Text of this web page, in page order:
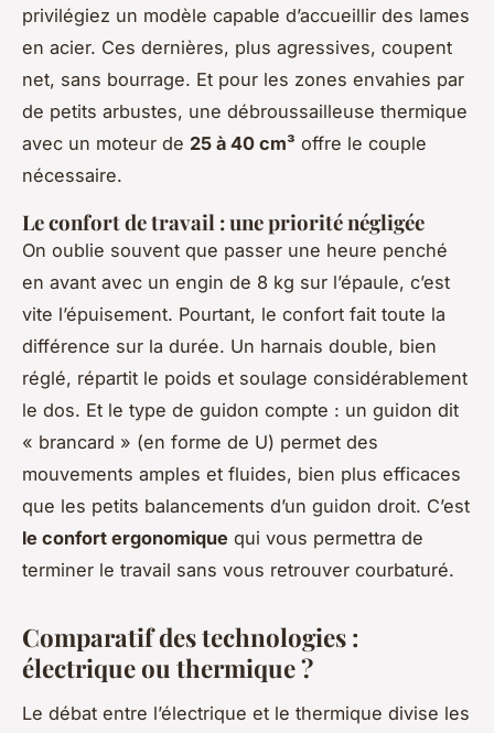
privilégiez un modèle capable d’accueillir des lames
en acier. Ces dernières, plus agressives, coupent
net, sans bourrage. Et pour les zones envahies par
de petits arbustes, une débroussailleuse thermique
avec un moteur de 25 à 40 cm³ offre le couple
nécessaire.
Le confort de travail : une priorité négligée
On oublie souvent que passer une heure penché
en avant avec un engin de 8 kg sur l’épaule, c’est
vite l’épuisement. Pourtant, le confort fait toute la
différence sur la durée. Un harnais double, bien
réglé, répartit le poids et soulage considérablement
le dos. Et le type de guidon compte : un guidon dit
« brancard » (en forme de U) permet des
mouvements amples et fluides, bien plus efficaces
que les petits balancements d’un guidon droit. C’est
le confort ergonomique qui vous permettra de
terminer le travail sans vous retrouver courbaturé.
Comparatif des technologies :
électrique ou thermique ?
Le débat entre l’électrique et le thermique divise les